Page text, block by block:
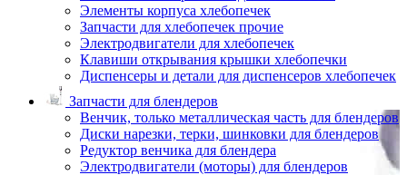
Элементы корпуса хлебопечек
Запчасти для хлебопечек прочие
Электродвигатели для хлебопечек
Клавиши открывания крышки хлебопечки
Диспенсеры и детали для диспенсеров хлебопечек
Запчасти для блендеров
Венчик, только металлическая часть для блендеров
Диски нарезки, терки, шинковки для блендеров
Редуктор венчика для блендера
Электродвигатели (моторы) для блендеров